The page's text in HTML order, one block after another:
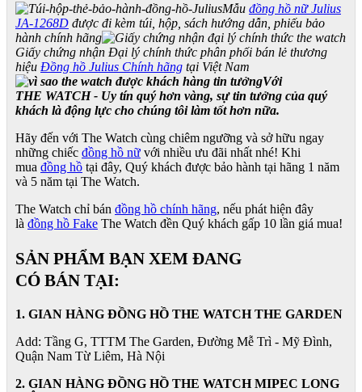
Mẫu đồng hồ nữ Julius
JA-1268D được đi kèm túi, hộp, sách hướng dẫn, phiếu bảo
hành chính hãng
Giấy chứng nhận Đại lý chính thức phân phối bán lẻ thương
hiệu Đồng hồ Julius Chính hãng tại Việt Nam
Với
THE WATCH - Uy tín quý hơn vàng, sự tin tưởng của quý
khách là động lực cho chúng tôi làm tốt hơn nữa.
Hãy đến với The Watch cùng chiêm ngưỡng và sở hữu ngay
những chiếc đồng hồ nữ với nhiều ưu đãi nhất nhé! Khi
mua đồng hồ tại đây, Quý khách được bảo hành tại hãng 1 năm
và 5 năm tại The Watch.
The Watch chỉ bán đồng hồ chính hãng, nếu phát hiện đây
là đồng hồ Fake The Watch đền Quý khách gấp 10 lần giá mua!
SẢN PHẨM BẠN XEM ĐANG
CÓ BÁN TẠI:
1. GIAN HÀNG ĐỒNG HỒ THE WATCH THE GARDEN
Add: Tầng G, TTTM The Garden, Đường Mễ Trì - Mỹ Đình,
Quận Nam Từ Liêm, Hà Nội
2. GIAN HÀNG ĐỒNG HỒ THE WATCHMIPEC LONG